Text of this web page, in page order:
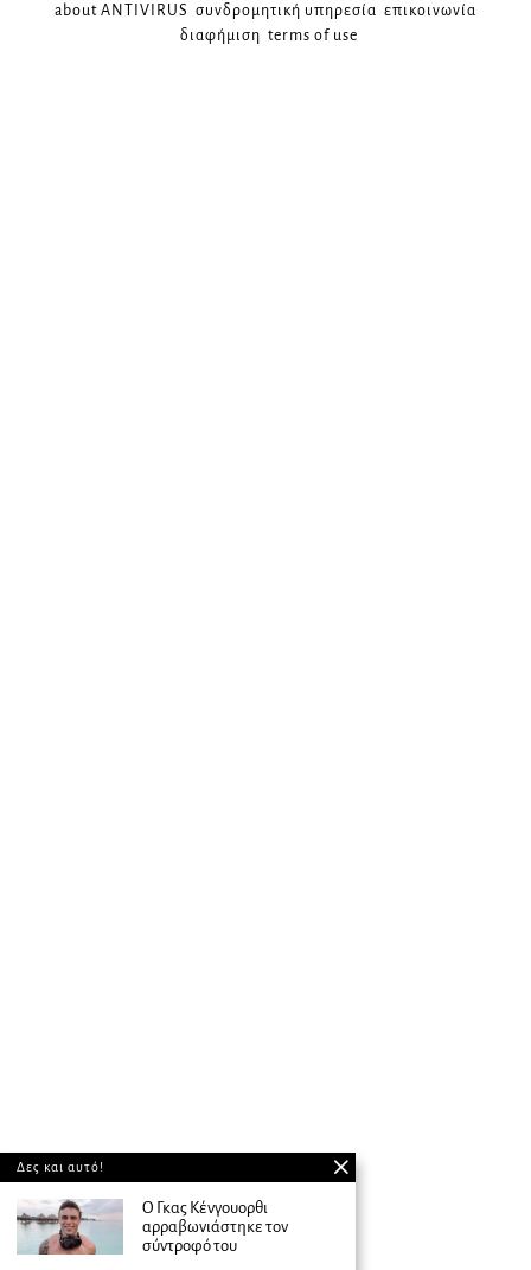
about ANTIVIRUS συνδρομητική υπηρεσία επικοινωνία
διαφήμιση terms of use
Δες και αυτό!
Ο Γκας Κένγουορθι
αρραβωνιάστηκε τον
σύντροφό του